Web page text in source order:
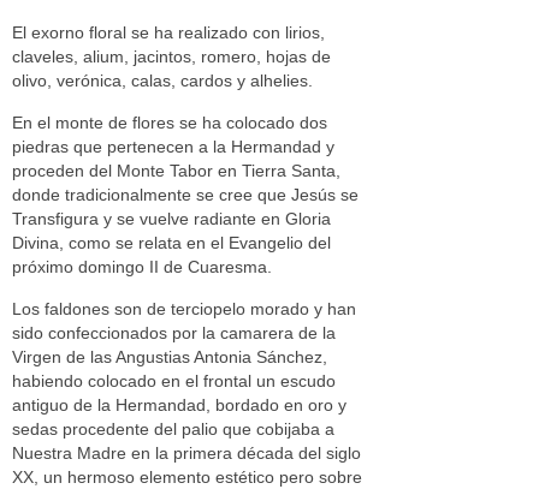
El exorno floral se ha realizado con lirios,
claveles, alium, jacintos, romero, hojas de
olivo, verónica, calas, cardos y alhelies.
En el monte de flores se ha colocado dos
piedras que pertenecen a la Hermandad y
proceden del Monte Tabor en Tierra Santa,
donde tradicionalmente se cree que Jesús se
Transfigura y se vuelve radiante en Gloria
Divina, como se relata en el Evangelio del
próximo domingo II de Cuaresma.
Los faldones son de terciopelo morado y han
sido confeccionados por la camarera de la
Virgen de las Angustias Antonia Sánchez,
habiendo colocado en el frontal un escudo
antiguo de la Hermandad, bordado en oro y
sedas procedente del palio que cobijaba a
Nuestra Madre en la primera década del siglo
XX, un hermoso elemento estético pero sobre